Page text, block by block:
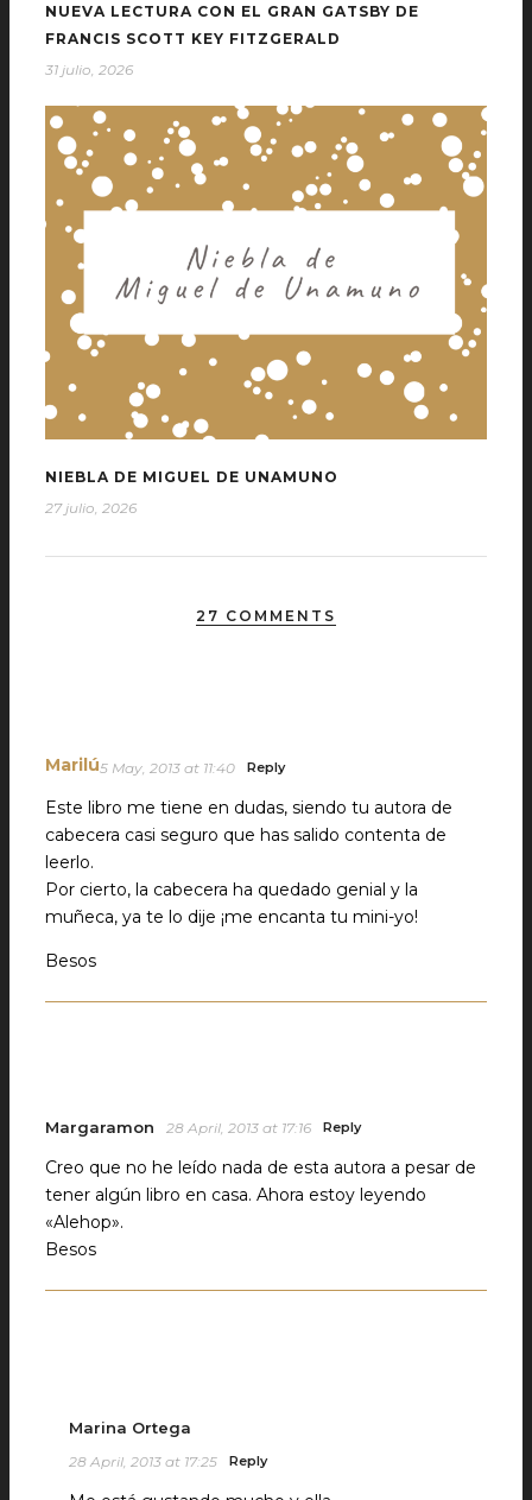
NUEVA LECTURA CON EL GRAN GATSBY DE
FRANCIS SCOTT KEY FITZGERALD
31 julio, 2026
NIEBLA DE MIGUEL DE UNAMUNO
27 julio, 2026
27 COMMENTS
Marilú5 May, 2013 at 11:40 Reply
Este libro me tiene en dudas, siendo tu autora de
cabecera casi seguro que has salido contenta de
leerlo.
Por cierto, la cabecera ha quedado genial y la
muñeca, ya te lo dije ¡me encanta tu mini-yo!
Besos
Margaramon 28 April, 2013 at 17:16 Reply
Creo que no he leído nada de esta autora a pesar de
tener algún libro en casa. Ahora estoy leyendo
«Alehop».
Besos
Marina Ortega
28 April, 2013 at 17:25 Reply